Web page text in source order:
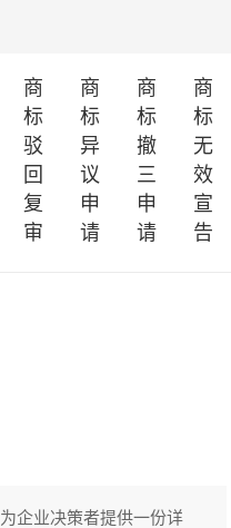
商
标
驳
回
复
审
商
标
异
议
申
请
商
标
撤
三
申
请
商
标
无
效
宣
告
企业决策者提供一份详